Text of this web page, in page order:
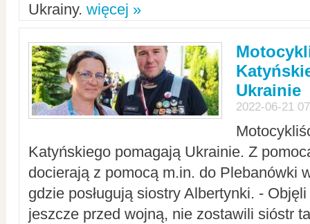
Ukrainy. więcej »
Ukrainie
2022-06-21
Katyńskiego pomagają Ukrainie. Z
docierają z pomocą m.in. do Plebanówki
gdzie posługują siostry Albertynki. -
jeszcze przed wojną, nie zostawili sióstr